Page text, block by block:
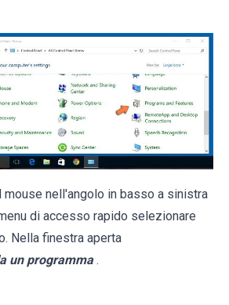
nell'angolo in basso a sinistra
di accesso rapido selezionare
Nella finestra aperta
un programma .